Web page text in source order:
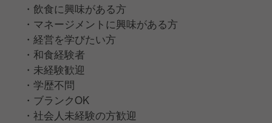
・飲食に興味がある方
・マネージメントに興味がある方
・経営を学びたい方
・和食経験者
・未経験歓迎
・学歴不問
・ブランクOK
・社会人未経験の方歓迎